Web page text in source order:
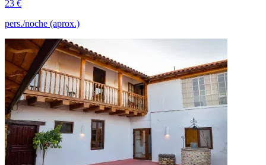
23 €
pers./noche (aprox.)